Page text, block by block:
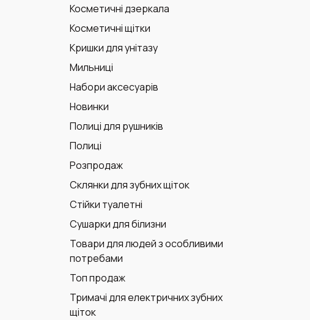
Косметичні дзеркала
Косметичні щітки
Кришки для унітазу
Мильниці
Набори аксесуарів
Новинки
Полиці для рушників
Полиці
Розпродаж
Склянки для зубних щіток
Стійки туалетні
Сушарки для білизни
Товари для людей з особливими
потребами
Топ продаж
Тримачі для електричних зубних
щіток